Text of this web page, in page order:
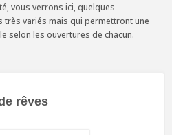
vous verrons ici, quelques
variés mais qui permettront une
selon les ouvertures de chacun.
rêves